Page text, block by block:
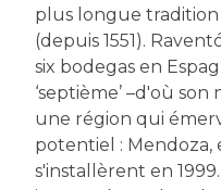
plus longue tradition
(depuis 1551).
six bodegas en
‘septième’ –d'où
une région qui
potentiel : Mendoza,
s'installèrent en